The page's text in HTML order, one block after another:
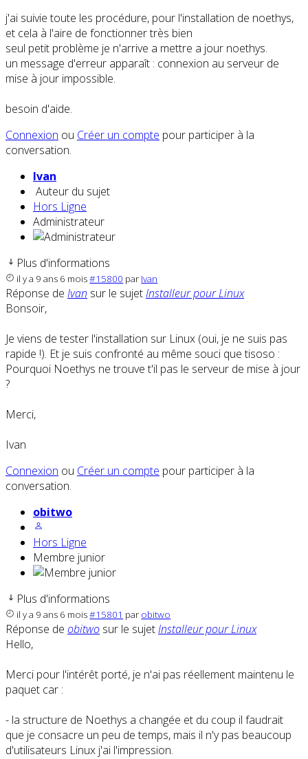
j'ai suivie toute les procédure, pour l'installation de noethys,
et cela à l'aire de fonctionner très bien
seul petit problème je n'arrive a mettre a jour noethys.
un message d'erreur apparaît : connexion au serveur de
mise à jour impossible.
besoin d'aide.
Connexion ou Créer un compte pour participer à la
conversation.
Ivan
Auteur du sujet
Hors Ligne
Administrateur
Plus d'informations
il y a 9 ans 6 mois#15800 par Ivan
Réponse de Ivan sur le sujetInstalleur pour Linux
Bonsoir,
Je viens de tester l'installation sur Linux (oui, je ne suis pas
rapide !). Et je suis confronté au même souci que tisoso :
Pourquoi Noethys ne trouve t'il pas le serveur de mise à jour
?
Merci,
Ivan
Connexion ou Créer un compte pour participer à la
conversation.
obitwo
Hors Ligne
Membre junior
Plus d'informations
il y a 9 ans 6 mois#15801 par obitwo
Réponse de obitwo sur le sujetInstalleur pour Linux
Hello,
Merci pour l'intérêt porté, je n'ai pas réellement maintenu le
paquet car :
- la structure de Noethys a changée et du coup il faudrait
que je consacre un peu de temps, mais il n'y pas beaucoup
d'utilisateurs Linux j'ai l'impression.